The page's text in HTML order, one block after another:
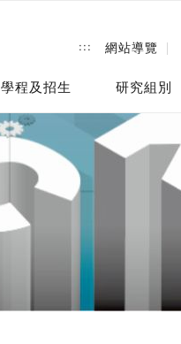
::: 網站導覽
學程及招生 研究組別